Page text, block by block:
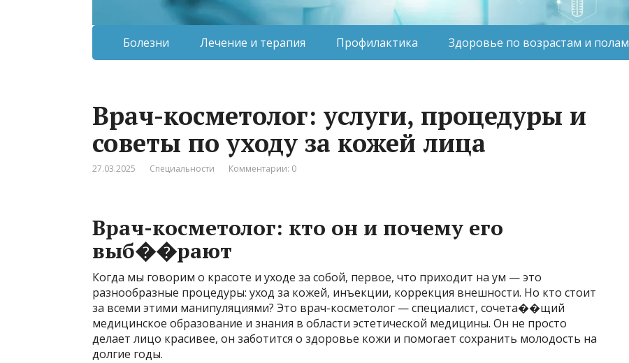
Болезни Лечение и терапия Профилактика Здоровье по возрастам и полам
Врач-косметолог: услуги, процедуры и
советы по уходу за кожей лица
27.03.2025 Специальности Комментарии: 0
Врач-косметолог: кто он и почему его
выб��рают
Когда мы говорим о красоте и уходе за собой, первое, что приходит на ум — это
разнообразные процедуры: уход за кожей, инъекции, коррекция внешности. Но кто стоит
за всеми этими манипуляциями? Это врач-косметолог — специалист, сочета��щий
медицинское образование и знания в области эстетической медицины. Он не просто
делает лицо красивее, он заботится о здоровье кожи и помогает сохранить молодость на
долгие годы.